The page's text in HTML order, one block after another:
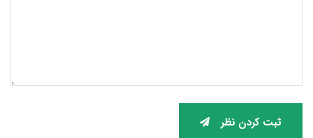
ثبت کردن نظر